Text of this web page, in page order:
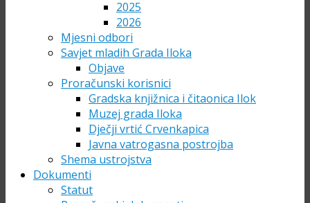
2025
2026
Mjesni odbori
Savjet mladih Grada Iloka
Objave
Proračunski korisnici
Gradska knjižnica i čitaonica Ilok
Muzej grada Iloka
Dječji vrtić Crvenkapica
Javna vatrogasna postrojba
Shema ustrojstva
Dokumenti
Statut